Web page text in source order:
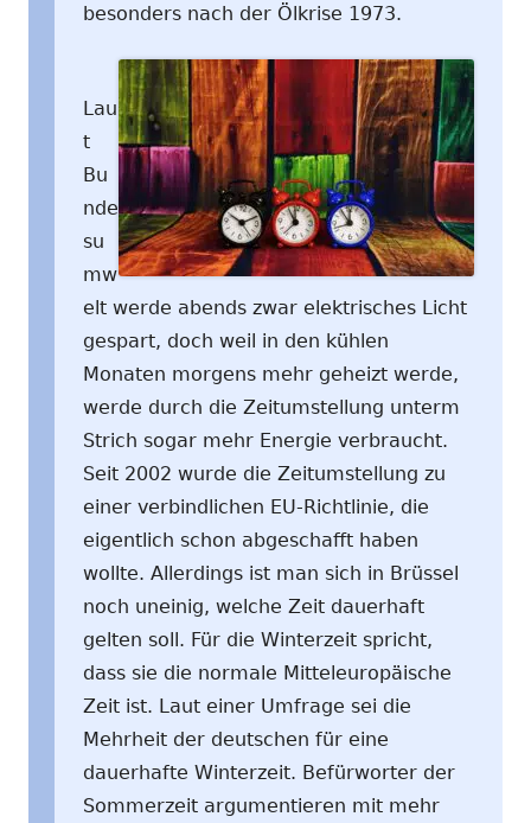
besonders nach der Ölkrise 1973.
Lau
t
Bu
nde
su
mw
elt werde abends zwar elektrisches Licht
gespart, doch weil in den kühlen
Monaten morgens mehr geheizt werde,
werde durch die Zeitumstellung unterm
Strich sogar mehr Energie verbraucht.
Seit 2002 wurde die Zeitumstellung zu
einer verbindlichen EU-Richtlinie, die
eigentlich schon abgeschafft haben
wollte. Allerdings ist man sich in Brüssel
noch uneinig, welche Zeit dauerhaft
gelten soll. Für die Winterzeit spricht,
dass sie die normale Mitteleuropäische
Zeit ist. Laut einer Umfrage sei die
Mehrheit der deutschen für eine
dauerhafte Winterzeit. Befürworter der
Sommerzeit argumentieren mit mehr